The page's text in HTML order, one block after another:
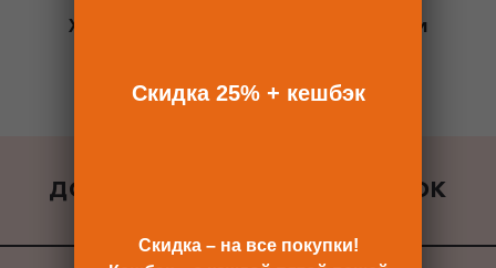
Хотите сразу
и
ДОБАВИТЬ К ЗАКАЗУ ПОДАРОК
Скидка 25% + кешбэк
Скидка – на все покупки!